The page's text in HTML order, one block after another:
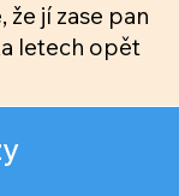
že jí zase pan
letech opět